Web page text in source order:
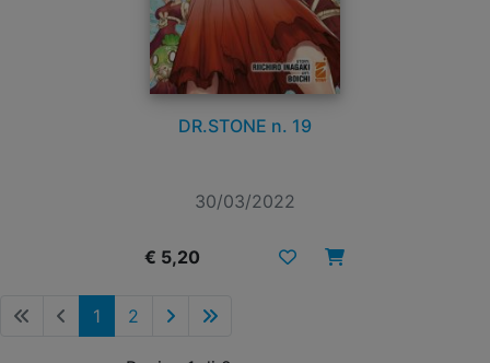
DR.STONE n. 19
30/03/2022
€ 5,20
1 2